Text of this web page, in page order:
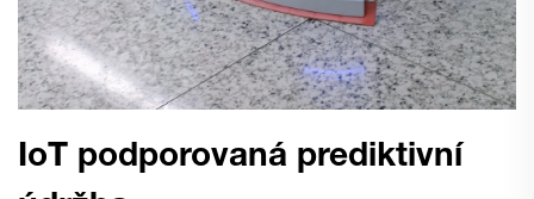
IoT podporovaná prediktivní